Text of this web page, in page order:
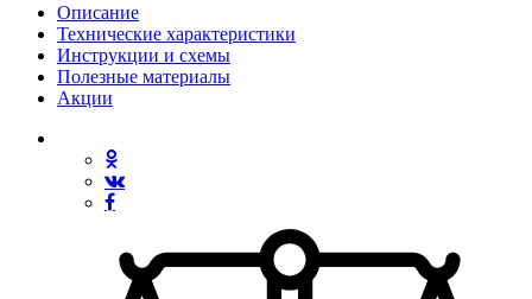
Описание
Технические характеристики
Инструкции и схемы
Полезные материалы
Акции